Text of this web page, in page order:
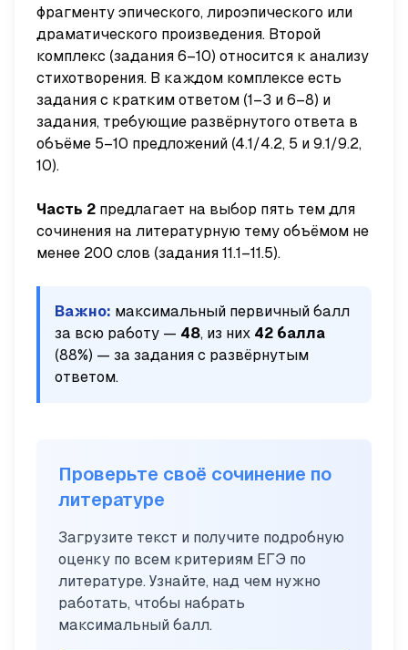
фрагменту эпического, лироэпического или
драматического произведения. Второй
комплекс (задания 6–10) относится к анализу
стихотворения. В каждом комплексе есть
задания с кратким ответом (1–3 и 6–8) и
задания, требующие развёрнутого ответа в
объёме 5–10 предложений (4.1/4.2, 5 и 9.1/9.2,
10).
Часть 2 предлагает на выбор пять тем для
сочинения на литературную тему объёмом не
менее 200 слов (задания 11.1–11.5).
Важно: максимальный первичный балл
за всю работу — 48, из них 42 балла
(88%) — за задания с развёрнутым
ответом.
Проверьте своё сочинение по
литературе
Загрузите текст и получите подробную
оценку по всем критериям ЕГЭ по
литературе. Узнайте, над чем нужно
работать, чтобы набрать
максимальный балл.